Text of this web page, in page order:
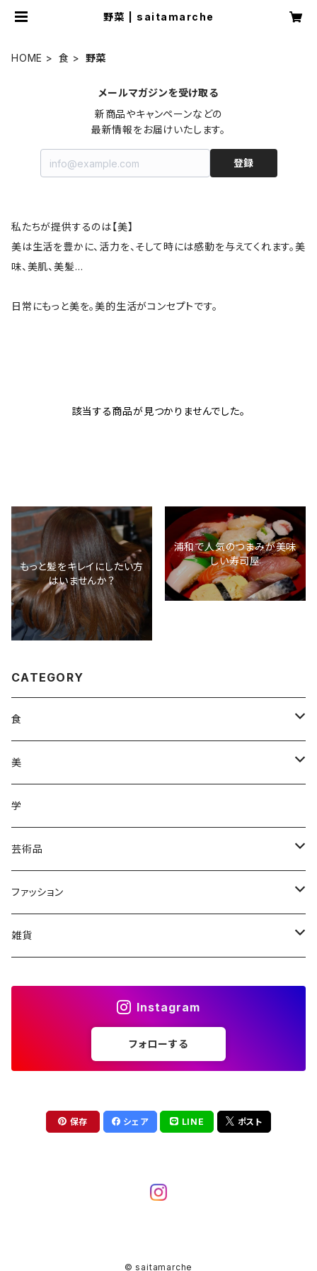
野菜 | saitamarche
HOME 食 野菜
メールマガジンを受け取る
新商品やキャンペーンなどの
最新情報をお届けいたします。
登録
私たちが提供するのは【美】
美は生活を豊かに、活力を、そして時には感動を与えてくれます。美
味、美肌、美髪…
日常にもっと美を。美的生活がコンセプトです。
該当する商品が見つかりませんでした。
もっと髪をキレイにしたい方
はいませんか？
浦和で人気のつまみが美味
しい寿司屋
CATEGORY
食
調味料
加工品
ジュース
ジュース
野菜
野菜
美
ヘアケア
化粧品
学
芸術品
皿
木
ファッション
Tシャツ
雑貨
Instagram
フォローする
保存 シェア LINE ポスト
© saitamarche